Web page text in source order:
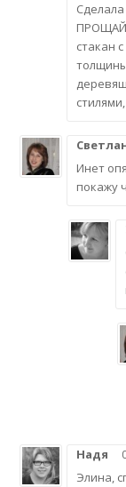
стакан
Инет
покажу
Надя
Элина,